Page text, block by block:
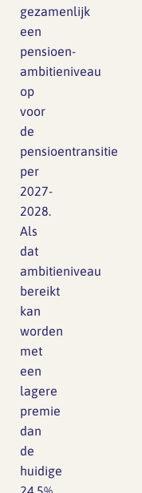
gezamenlijk
een
pensioen-
ambitieniveau
op
voor
de
pensioentransitie
per
2027-
2028.
Als
dat
ambitieniveau
bereikt
kan
worden
met
een
lagere
premie
dan
de
huidige